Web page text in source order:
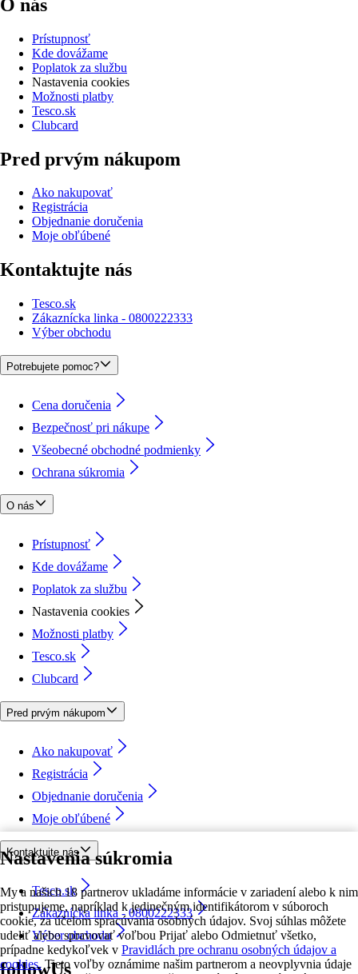
Nastavenia súkromia
My a našich 18 partnerov ukladáme informácie v zariadení alebo k nim
pristupujeme, napríklad k jedinečným identifikátorom v súboroch
cookie, za účelom spracúvania osobných údajov. Svoj súhlas môžete
udeliť alebo spravovať voľbou Prijať alebo Odmietnuť všetko,
prípadne kedykoľvek v Pravidlách pre ochranu osobných údajov a
cookies. Tieto voľby oznámime našim partnerom a neovplyvnia údaje
O nás
Prístupnosť
Kde dovážame
Poplatok za službu
Nastavenia cookies
Možnosti platby
Tesco.sk
Clubcard
Pred prvým nákupom
Ako nakupovať
Registrácia
Objednanie doručenia
Moje obľúbené
Kontaktujte nás
Tesco.sk
Zákaznícka linka - 0800222333
Výber obchodu
Potrebujete pomoc?
Cena doručenia
Bezpečnosť pri nákupe
Všeobecné obchodné podmienky
Ochrana súkromia
O nás
Prístupnosť
Kde dovážame
Poplatok za službu
Nastavenia cookies
Možnosti platby
Tesco.sk
Clubcard
Pred prvým nákupom
Ako nakupovať
Registrácia
Objednanie doručenia
Moje obľúbené
Kontaktujte nás
Tesco.sk
Zákaznícka linka - 0800222333
Výber obchodu
followUs